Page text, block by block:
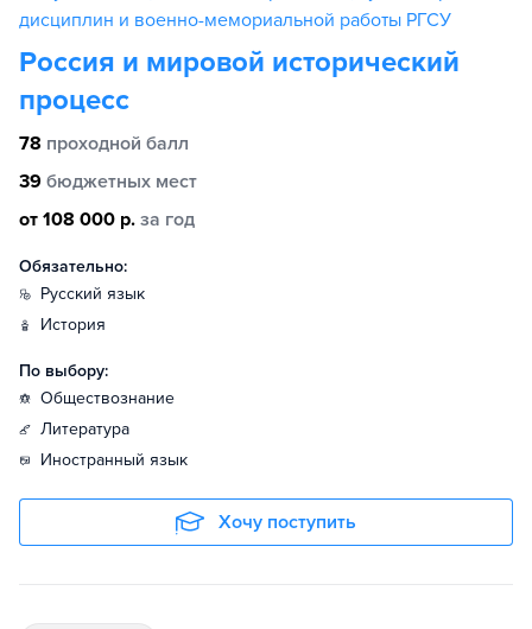
дисциплин и военно-мемориальной работы РГСУ
Россия и мировой исторический
процесс
78 проходной балл
39 бюджетных мест
от 108 000 р. за год
Обязательно:
русский язык
история
По выбору:
обществознание
литература
иностранный язык
Хочу поступить